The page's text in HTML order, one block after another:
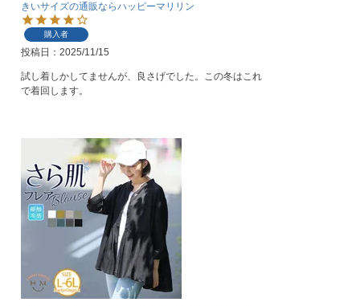
きいサイズの通販ならハッピーマリリン
購入者
投稿日 2025/11/15
試し着しかしてませんが、良さげでした。この冬はこれ
で着回します。